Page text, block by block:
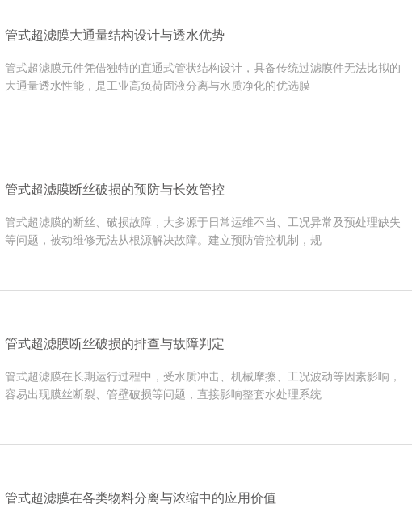
管式超滤膜大通量结构设计与透水优势
管式超滤膜元件凭借独特的直通式管状结构设计，具备传统过滤膜件无法比拟的
大通量透水性能，是工业高负荷固液分离与水质净化的优选膜
管式超滤膜断丝破损的预防与长效管控
管式超滤膜的断丝、破损故障，大多源于日常运维不当、工况异常及预处理缺失
等问题，被动维修无法从根源解决故障。建立预防管控机制，规
管式超滤膜断丝破损的排查与故障判定
管式超滤膜在长期运行过程中，受水质冲击、机械摩擦、工况波动等因素影响，
容易出现膜丝断裂、管壁破损等问题，直接影响整套水处理系统
管式超滤膜在各类物料分离与浓缩中的应用价值